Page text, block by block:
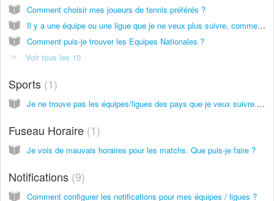
Comment choisir mes joueurs de tennis préférés ?
Il y a une équipe ou une ligue que je ne veux plus suivre, comment la supprimer de mes Sélections ?
Comment puis-je trouver les Equipes Nationales ?
Voir tous les 10
Sports 1
Je ne trouve pas les équipes/ligues des pays que je veux suivre. Que faire ?
Fuseau Horaire 1
Je vois de mauvais horaires pour les matchs. Que puis-je faire ?
Notifications 9
Comment configurer les notifications pour mes équipes / ligues ?